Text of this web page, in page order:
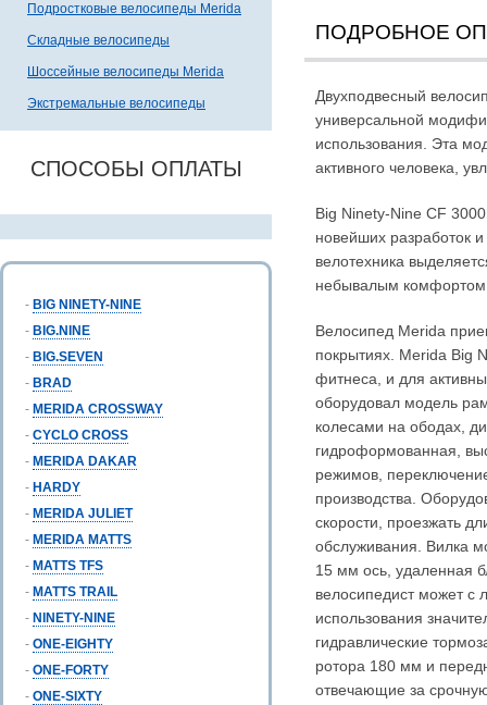
Подростковые велосипеды Merida
Складные велосипеды
Шоссейные велосипеды Merida
Экстремальные велосипеды
СПОСОБЫ ОПЛАТЫ
- BIG NINETY-NINE
- BIG.NINE
- BIG.SEVEN
- BRAD
- MERIDA CROSSWAY
- CYCLO CROSS
- MERIDA DAKAR
- HARDY
- MERIDA JULIET
- MERIDA MATTS
- MATTS TFS
- MATTS TRAIL
- NINETY-NINE
- ONE-EIGHTY
- ONE-FORTY
- ONE-SIXTY
ПОДРОБНОЕ
Двухподвесный
универсальной
использования. Эта
активного человека,
Big Ninety-Nine CF
новейших разработок
велотехника
небывалым
Велосипед Merida
покрытиях. Merida Big
фитнеса, и для
оборудовал модель
колесами на ободах,
гидроформованная,
режимов,
производства.
скорости, проезжать
обслуживания. Вилка
15 мм ось, удаленная
велосипедист может с
использования
гидравлические
ротора 180 мм и
отвечающие за